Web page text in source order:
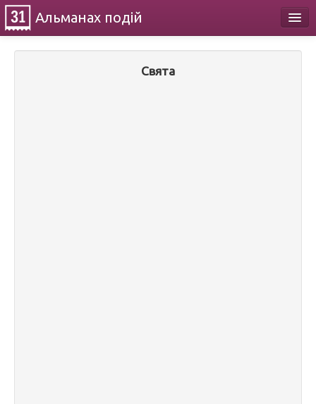
Альманах подій
Свята